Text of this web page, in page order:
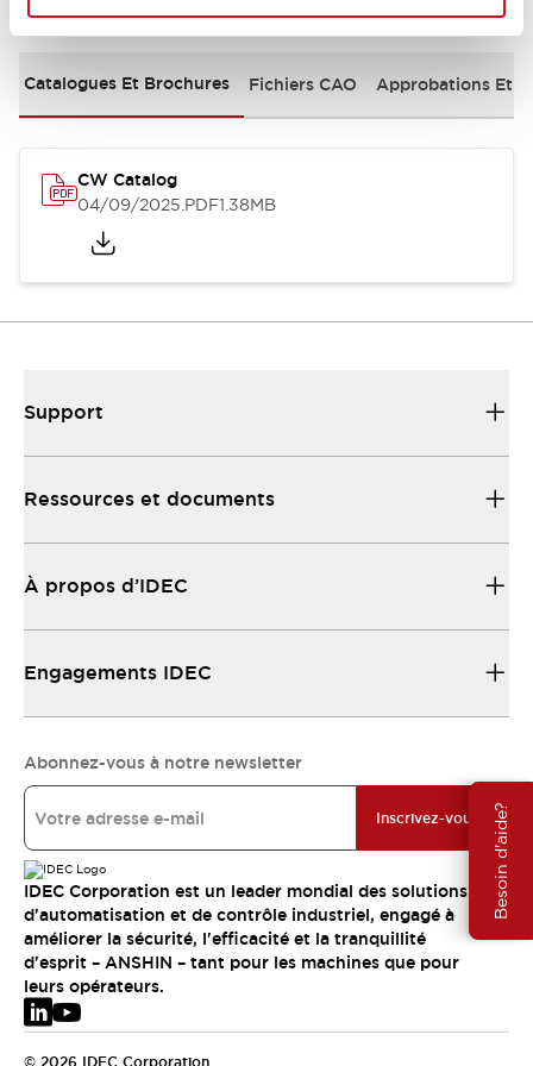
Besoin d'aide?
Catalogues Et Brochures Fichiers CAO Approbations Et
CW Catalog
04/09/2025.PDF1.38MB
Support
Ressources et documents
À propos d’IDEC
Engagements IDEC
Abonnez-vous à notre newsletter
Inscrivez-vous
IDEC Corporation est un leader mondial des solutions
d'automatisation et de contrôle industriel, engagé à
améliorer la sécurité, l'efficacité et la tranquillité
d'esprit – ANSHIN – tant pour les machines que pour
leurs opérateurs.